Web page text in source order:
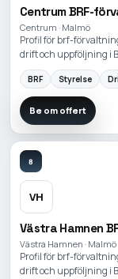
Centrum BRF-
Centrum · Malmö
Profil för brf-
drift och uppföljning i
BRF Styrelse
Be om offert
8
VH
Västra Hamnen
Västra Hamnen · Malmö
Profil för brf-
drift och uppföljning i